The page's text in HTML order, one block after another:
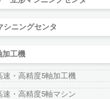
シニングセンタ
加工機
速・高精度5軸加工機
速・高精度5軸マシン